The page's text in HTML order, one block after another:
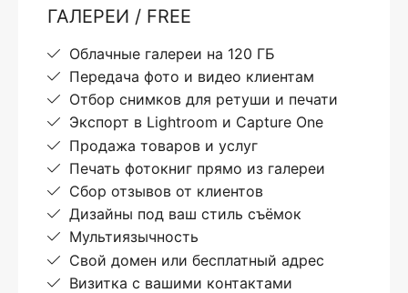
ГАЛЕРЕИ / FREE
Облачные галереи на 120 ГБ
Передача фото и видео клиентам
Отбор снимков для ретуши и печати
Экспорт в Lightroom и Capture One
Продажа товаров и услуг
Печать фотокниг прямо из галереи
Сбор отзывов от клиентов
Дизайны под ваш стиль съёмок
Мультиязычность
Свой домен или бесплатный адрес
Визитка с вашими контактами